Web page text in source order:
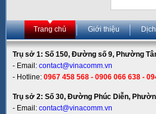
Trang chủ Giới thiệu
Trụ sở 1: Số 150, Đường số 9, Phường
- Email: contact@vinacomm.vn
- Hotline: 0967 458 568 - 0906 066 638 -
Trụ sở 2: Số 30, Đường Phúc Diễn,
- Email: contact@vinacomm.vn